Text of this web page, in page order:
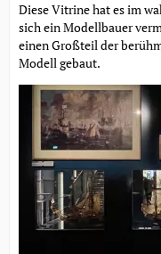
Diese Vitrine hat es im
sich ein Modellbauer
einen Großteil der
Modell gebaut.